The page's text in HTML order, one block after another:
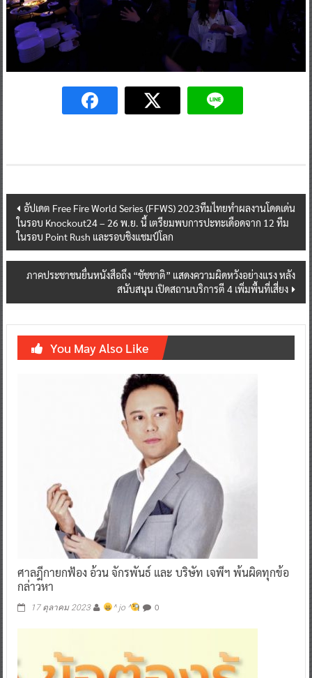
Post
navigation
อัปเดต Free Fire World Series (FFWS) 2023ทีมไทยทำผลงานโดดเด่น
ในรอบ Knockout24 – 26 พ.ย. นี้ เตรียมพบการปะทะเดือดจาก 12 ทีม
ในรอบ Point Rush และรอบชิงแชมป์โลก
ภาคประชาชนยื่นหนังสือถึง “ชัชชาติ” แสดงความผิดหวังอย่างแรง หลัง
สนับสนุน เปิดสถานบริการตี 4 เพิ่มพื้นที่เสี่ยง
You May Also Like
ศาลฎีกายกฟ้อง อ้วน จักรพันธ์ และ บริษัท เจพีฯ พ้นผิดทุกข้อ
กล่าวหา
17 ตุลาคม 2023 ^ jo ^ 0